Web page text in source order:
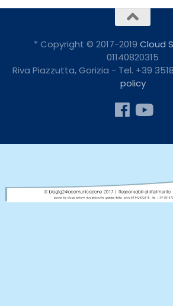
* Copyright © 2017-2019 Cloud
01140820315
Riva Piazzutta, Gorizia - Tel. +39
policy